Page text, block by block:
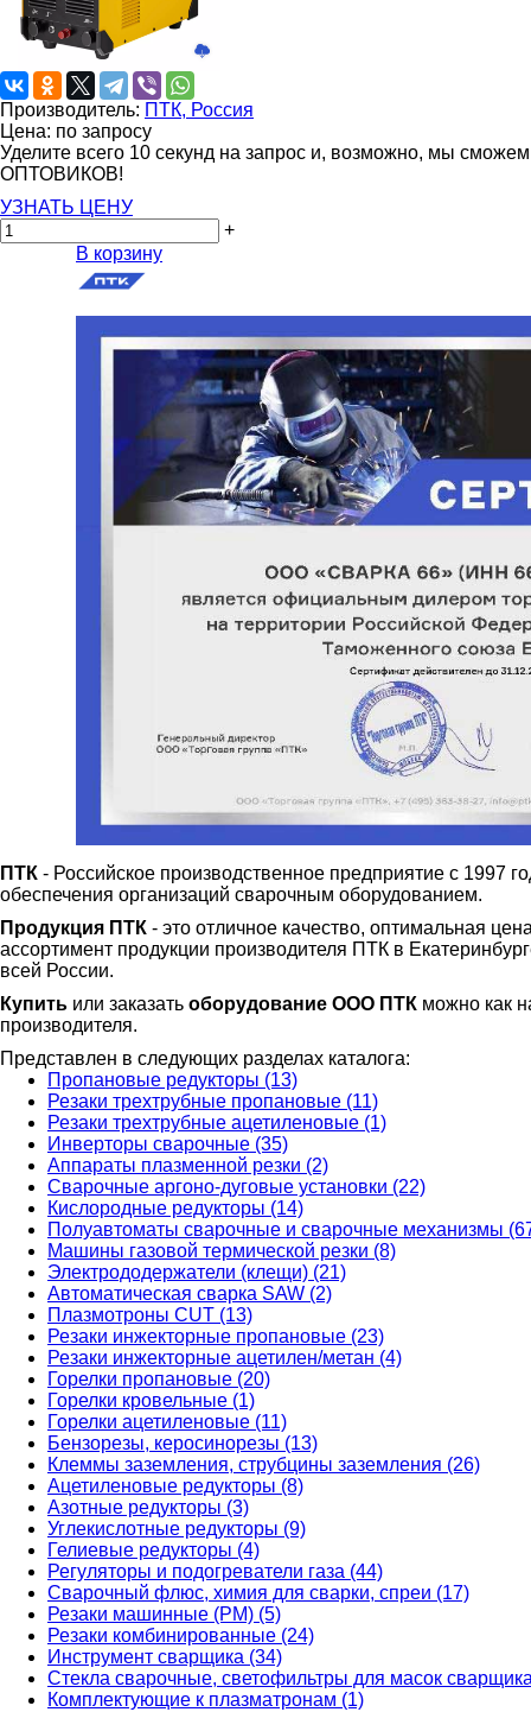
Производитель: ПТК, Россия
Цена: по запросу
Уделите всего 10 секунд на запрос и, возможно, мы
ОПТОВИКОВ!
УЗНАТЬ ЦЕНУ
+
В корзину
ПТК - Российское производственное предприятие с 1997
обеспечения организаций сварочным оборудованием.
Продукция ПТК - это отличное качество, оптимальная
ассортимент продукции производителя ПТК в
всей России.
Купить или заказать оборудование ООО ПТК можно как
производителя.
Представлен в следующих разделах каталога:
Пропановые редукторы (13)
Резаки трехтрубные пропановые (11)
Резаки трехтрубные ацетиленовые (1)
Инверторы сварочные (35)
Аппараты плазменной резки (2)
Сварочные аргоно-дуговые установки (22)
Кислородные редукторы (14)
Полуавтоматы сварочные и сварочные механизмы
Машины газовой термической резки (8)
Электрододержатели (клещи) (21)
Автоматическая сварка SAW (2)
Плазмотроны CUT (13)
Резаки инжекторные пропановые (23)
Резаки инжекторные ацетилен/метан (4)
Горелки пропановые (20)
Горелки кровельные (1)
Горелки ацетиленовые (11)
Бензорезы, керосинорезы (13)
Клеммы заземления, струбцины заземления (26)
Ацетиленовые редукторы (8)
Азотные редукторы (3)
Углекислотные редукторы (9)
Гелиевые редукторы (4)
Регуляторы и подогреватели газа (44)
Сварочный флюс, химия для сварки, спреи (17)
Резаки машинные (РМ) (5)
Резаки комбинированные (24)
Инструмент сварщика (34)
Стекла сварочные, светофильтры для масок
Комплектующие к плазматронам (1)